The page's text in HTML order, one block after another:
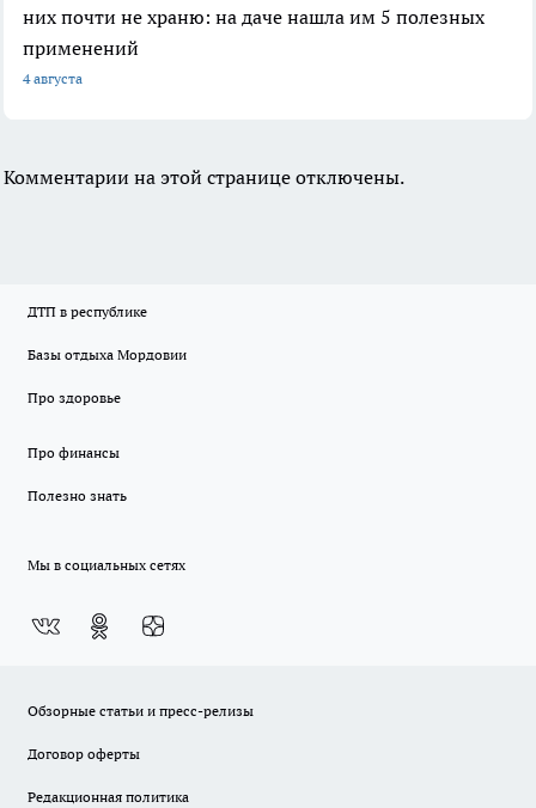
них почти не храню: на даче нашла им 5 полезных
применений
4 августа
Комментарии на этой странице отключены.
ДТП в республике
Базы отдыха Мордовии
Про здоровье
Про финансы
Полезно знать
Мы в социальных сетях
Обзорные статьи и пресс-релизы
Договор оферты
Редакционная политика